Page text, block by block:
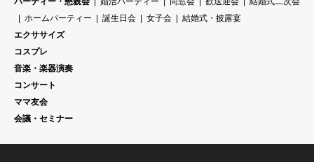
ホームパーティー
誕生日会 女子会
結婚式・披露宴
エクササイズ
コスプレ
音楽・楽器演奏
コンサート
ママ友会
会議・セミナー